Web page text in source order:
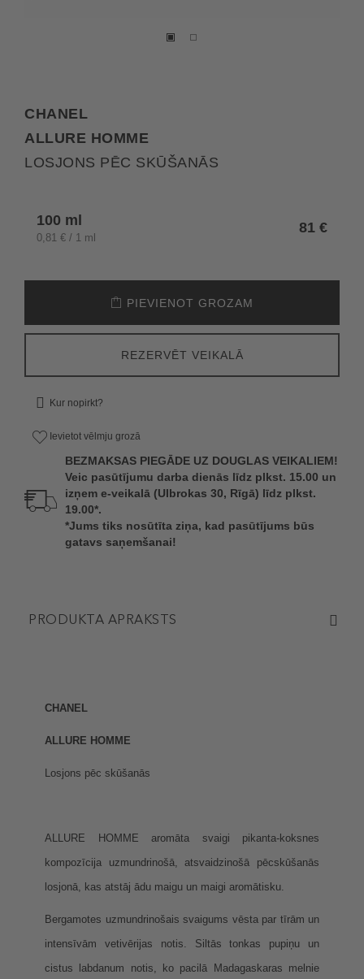
CHANEL
ALLURE HOMME
LOSJONS PĒC SKŪŠANĀS
variation
100 ml
0,81 € / 1 ml
81 €
PIEVIENOT GROZAM
REZERVĒT VEIKALĀ
Kur nopirkt?
Ievietot vēlmju grozā
BEZMAKSAS PIEGĀDE UZ DOUGLAS VEIKALIEM!
Veic pasūtījumu darba dienās līdz plkst. 15.00 un
izņem e-veikalā (Ulbrokas 30, Rīgā) līdz plkst.
19.00*.
*Jums tiks nosūtīta ziņa, kad pasūtījums būs
gatavs saņemšanai!
PRODUKTA APRAKSTS
CHANEL
ALLURE HOMME
Losjons pēc skūšanās
ALLURE HOMME aromāta svaigi pikanta-koksnes
kompozīcija uzmundrinošā, atsvaidzinošā pēcskūšanās
losjonā, kas atstāj ādu maigu un maigi aromātisku.
Bergamotes uzmundrinošais svaigums vēsta par tīrām un
intensīvām vetivērijas notis. Siltās tonkas pupiņu un
cistus labdanum notis, ko pacilā Madagaskaras melnie